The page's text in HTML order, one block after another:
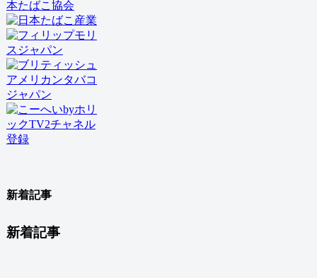
新着記事
新着記事